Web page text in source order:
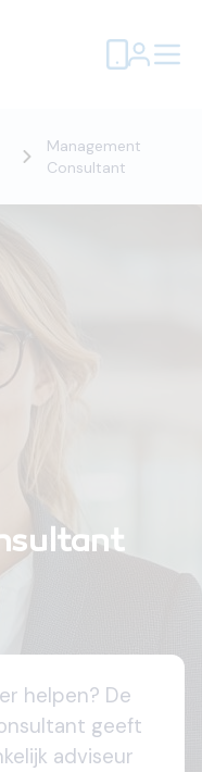
Management
Consultant
helpen? De
geeft
adviseur